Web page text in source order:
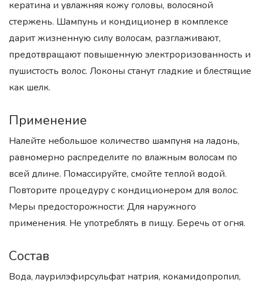
кератина и увлажняя кожу головы, волосяной
стержень. Шампунь и кондиционер в комплексе
дарит жизненную силу волосам, разглаживают,
предотвращают повышенную электроризованность и
пушистость волос. Локоны станут гладкие и блестящие
как шелк.
Применение
Налейте небольшое количество шампуня на ладонь,
равномерно распределите по влажным волосам по
всей длине. Помассируйте, смойте теплой водой.
Повторите процедуру с кондиционером для волос.
Меры предосторожности: Для наружного
применения. Не употреблять в пищу. Беречь от огня.
Состав
Вода, лаурилэфирсульфат натрия, кокамидопропил,